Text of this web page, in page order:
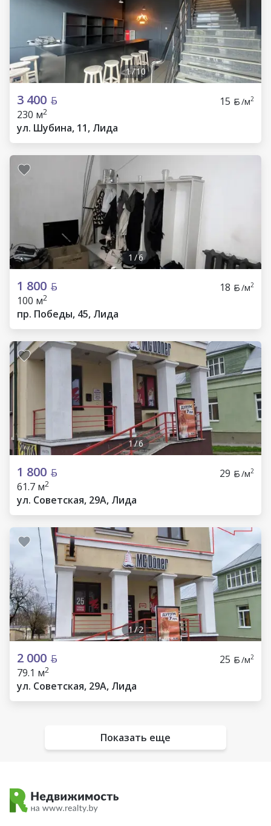
1/10
3 400 15 /м2
230 м2
ул. Шубина, 11, Лида
1 /6
1 800 18 /м2
100 м2
пр. Победы, 45, Лида
1/6
1 800 29 /м2
61.7 м2
ул. Советская, 29А, Лида
1/2
2 000 25 /м2
79.1 м2
ул. Советская, 29А, Лида
Показать еще